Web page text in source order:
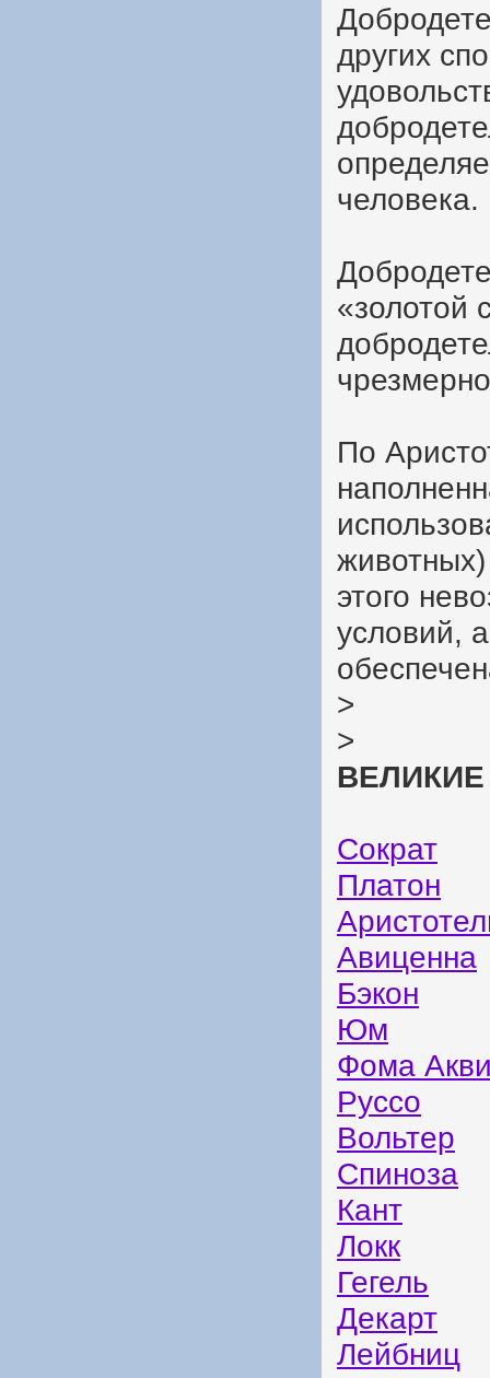
других
человека.
«золотой
По
этого
условий,
>
>
Сократ
Платон
Авиценна
Бэкон
Юм
Фома
Руссо
Вольтер
Спиноза
Кант
Локк
Гегель
Декарт
Лейбниц